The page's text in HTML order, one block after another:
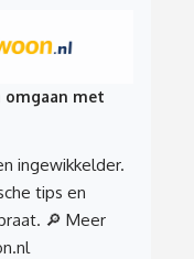
omgaan met
ingewikkelder.
tips en
🔎 Meer